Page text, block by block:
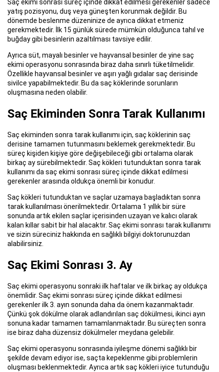
Saç ekimi sonrası süreç içinde dikkat edilmesi gerekenler sadece
yatış pozisyonu, duş veya güneşten korunmak değildir. Bu
dönemde beslenme düzeninize de ayrıca dikkat etmeniz
gerekmektedir. İlk 15 günlük sürede mümkün olduğunca tahıl ve
buğday gibi besinlerin azaltılması tavsiye edilir.
Ayrıca süt, mayalı besinler ve hayvansal besinler de yine saç
ekimi operasyonu sonrasında biraz daha sınırlı tüketilmelidir.
Özellikle hayvansal besinler ve aşırı yağlı gıdalar saç derisinde
sivilce yapabilmektedir. Bu da saç köklerinde sorunların
oluşmasına neden olabilir.
Saç Ekiminden Sonra Tarak Kullanımı
Saç ekiminden sonra tarak kullanımı için, saç köklerinin saç
derisine tamamen tutunmasını beklemek gerekmektedir. Bu
süreç kişiden kişiye göre değişebileceği gibi ortalama olarak
birkaç ay sürebilmektedir. Saç kökleri tutunduktan sonra tarak
kullanımı da saç ekimi sonrası süreç içinde dikkat edilmesi
gerekenler arasında oldukça önemli bir konudur.
Saç kökleri tutunduktan ve saçlar uzamaya başladıktan sonra
tarak kullanılması önerilmektedir. Ortalama 1 yıllık bir süre
sonunda artık ekilen saçlar içerisinden uzayan ve kalıcı olarak
kalan kıllar sabit bir hal alacaktır. Saç ekimi sonrası tarak kullanımı
ve sizin süreciniz hakkında en sağlıklı bilgiyi doktorunuzdan
alabilirsiniz.
Saç Ekimi Sonrası 3. Ay
Saç ekimi operasyonu sonraki ilk haftalar ve ilk birkaç ay oldukça
önemlidir. Saç ekimi sonrası süreç içinde dikkat edilmesi
gerekenler ilk 3. ayın sonunda daha da önem kazanmaktadır.
Çünkü şok dökülme olarak adlandırılan saç dökülmesi, ikinci ayın
sonuna kadar tamamen tamamlanmaktadır. Bu süreçten sonra
ise biraz daha düzensiz dökülmeler meydana gelebilir.
Saç ekimi operasyonu sonrasında iyileşme dönemi sağlıklı bir
şekilde devam ediyor ise, saçta kepeklenme gibi problemlerin
oluşması beklenmektedir. Ayrıca artık saç kökleri iyice tutunduğu